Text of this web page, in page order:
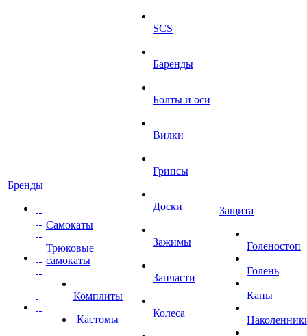
Бренды
Самокаты
Трюковые
самокаты
Комплиты
Кастомы
SCS
Баренды
Болты и оси
Вилки
Грипсы
Доски
Зажимы
Запчасти
Колеса
Защита
Голеностоп
Голень
Капы